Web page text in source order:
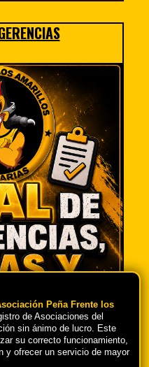
PARA
Peña Frente los
de Asociaciones del
sin ánimo de lucro. Este
su correcto funcionamiento,
y ofrecer un servicio de mayor